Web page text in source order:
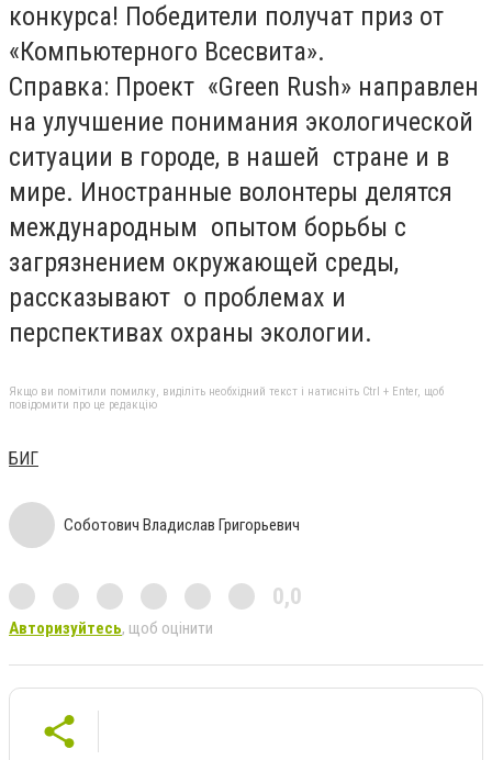
конкурса! Победители получат приз от
«Компьютерного Всесвита».
Справка: Проект «Green Rush» направлен
на улучшение понимания экологической
ситуации в городе, в нашей стране и в
мире. Иностранные волонтеры делятся
международным опытом борьбы с
загрязнением окружающей среды,
рассказывают о проблемах и
перспективах охраны экологии.
Якщо ви помітили помилку, виділіть необхідний текст і натисніть Ctrl + Enter, щоб
повідомити про це редакцію
БИГ
Соботович Владислав Григорьевич
0,0
Авторизуйтесь, щоб оцінити